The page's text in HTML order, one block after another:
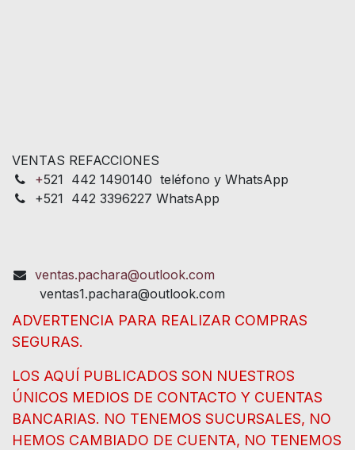
VENTAS REFACCIONES
+521 442 1490140 teléfono y WhatsApp
+521 442 3396227 WhatsApp
ventas.pachara@outlook.com
ventas1.pachara@outlook.com
ADVERTENCIA PARA REALIZAR COMPRAS
SEGURAS.
LOS AQUÍ PUBLICADOS SON NUESTROS
ÚNICOS MEDIOS DE CONTACTO Y CUENTAS
BANCARIAS. NO TENEMOS SUCURSALES, NO
HEMOS CAMBIADO DE CUENTA, NO TENEMOS